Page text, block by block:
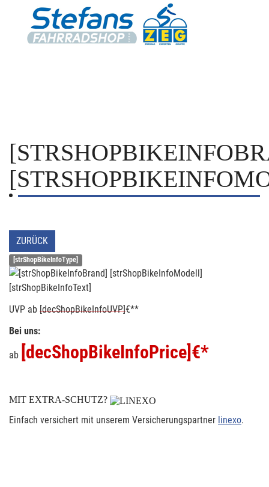
ZURÜCK
[strShopBikeInfoType]
[strShopBikeInfoText]
UVP ab [decShopBikeInfoUVP]€**
Bei uns:
ab [decShopBikeInfoPrice] €*
MIT EXTRA-SCHUTZ?
Einfach versichert mit unserem Versicherungspartner linexo.